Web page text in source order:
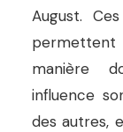
August.
permettent
manière
influence
des autres,